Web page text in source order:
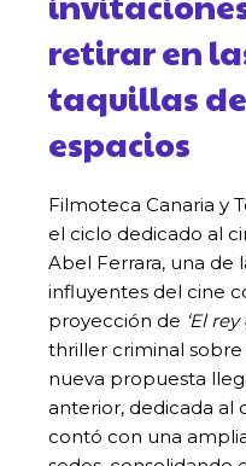
retirar en
taquillas
espacios
Filmoteca Canaria y
el ciclo dedicado al
Abel Ferrara, una de
influyentes del cine
proyección de ‘El
thriller criminal sobre
nueva propuesta
anterior, dedicada al
contó con una